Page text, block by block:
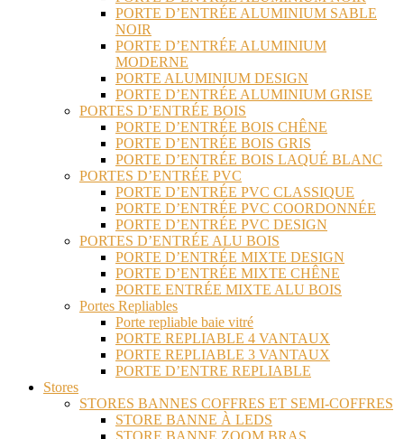
PORTE D’ENTRÉE ALUMINIUM SABLE
NOIR
PORTE D’ENTRÉE ALUMINIUM
MODERNE
PORTE ALUMINIUM DESIGN
PORTE D’ENTRÉE ALUMINIUM GRISE
PORTES D’ENTRÉE BOIS
PORTE D’ENTRÉE BOIS CHÊNE
PORTE D’ENTRÉE BOIS GRIS
PORTE D’ENTRÉE BOIS LAQUÉ BLANC
PORTES D’ENTRÉE PVC
PORTE D’ENTRÉE PVC CLASSIQUE
PORTE D’ENTRÉE PVC COORDONNÉE
PORTE D’ENTRÉE PVC DESIGN
PORTES D’ENTRÉE ALU BOIS
PORTE D’ENTRÉE MIXTE DESIGN
PORTE D’ENTRÉE MIXTE CHÊNE
PORTE ENTRÉE MIXTE ALU BOIS
Portes Repliables
Porte repliable baie vitré
PORTE REPLIABLE 4 VANTAUX
PORTE REPLIABLE 3 VANTAUX
PORTE D’ENTRE REPLIABLE
Stores
STORES BANNES COFFRES ET SEMI-COFFRES
STORE BANNE À LEDS